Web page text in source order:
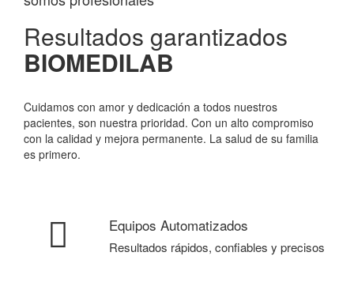
Resultados garantizados
BIOMEDILAB
Cuidamos con amor y dedicación a todos nuestros
pacientes, son nuestra prioridad. Con un alto compromiso
con la calidad y mejora permanente. La salud de su familia
es primero.
Equipos Automatizados
Resultados rápidos, confiables y precisos